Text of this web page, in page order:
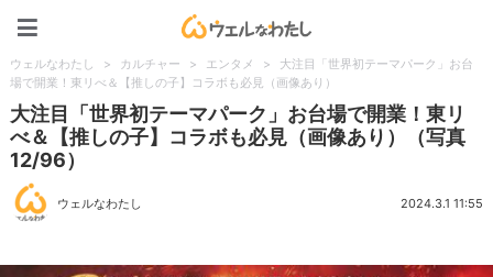
ウェルなわたし > カルチャー > エンタメ >
大注目「世界初テーマパーク」お台
場で開業！東リべ＆【推しの子】コラボも必見（画像あり）
大注目「世界初テーマパーク」お台場で開業！東リ
べ＆【推しの子】コラボも必見（画像あり）（写真
12/96）
ウェルなわたし 2024.3.1 11:55